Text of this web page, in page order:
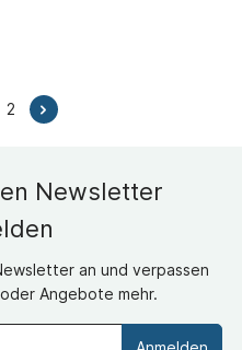
2
Newsletter
an und verpassen
Angebote mehr.